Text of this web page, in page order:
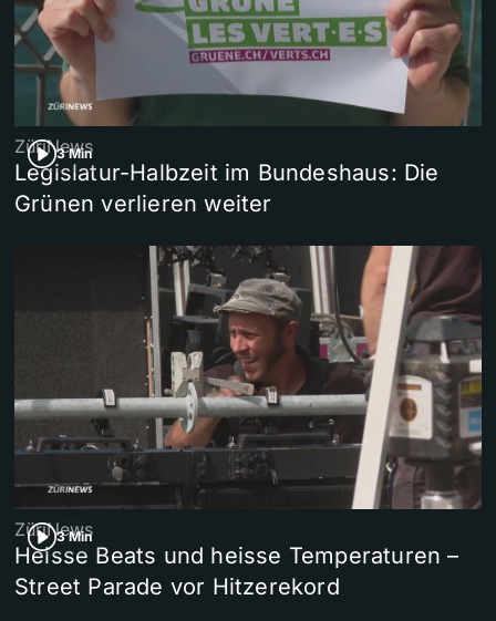
3 Min
ZüriNews
Legislatur-Halbzeit im Bundeshaus: Die
Grünen verlieren weiter
3 Min
ZüriNews
Heisse Beats und heisse Temperaturen –
Street Parade vor Hitzerekord